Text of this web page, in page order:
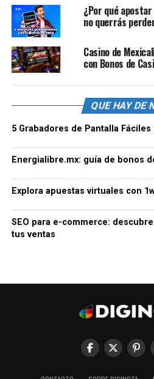
¿Por qué
no querrás
Casino de
con Bonos de
QUE HAY DE
5 Grabadores de Pantalla Fáciles
Energialibre.mx: guía de bonos
Explora apuestas virtuales con
SEO para e-commerce:
tus ventas